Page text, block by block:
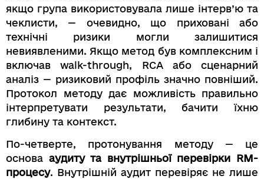
якщо група використовувала лише інтерв’ю та
чеклисти, — очевидно, що приховані або
технічні ризики могли залишитися
невиявленими. Якщо метод був комплексним і
включав walk-through, RCA або сценарний
аналіз — ризиковий профіль значно повніший.
Протокол методу дає можливість правильно
інтерпретувати результати, бачити їхню
глибину та контекст.
По-четверте, протонування методу — це
основа аудиту та внутрішньої перевірки RM-
процесу. Внутрішній аудит перевіряє не лише